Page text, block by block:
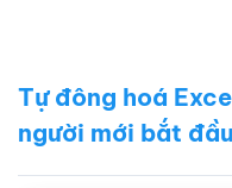
Tự đông hoá
người mới bắt đầu